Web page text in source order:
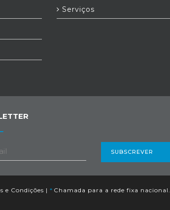
Serviços
SUBSCREVER
e Condições | * Chamada para a rede fixa nacional.